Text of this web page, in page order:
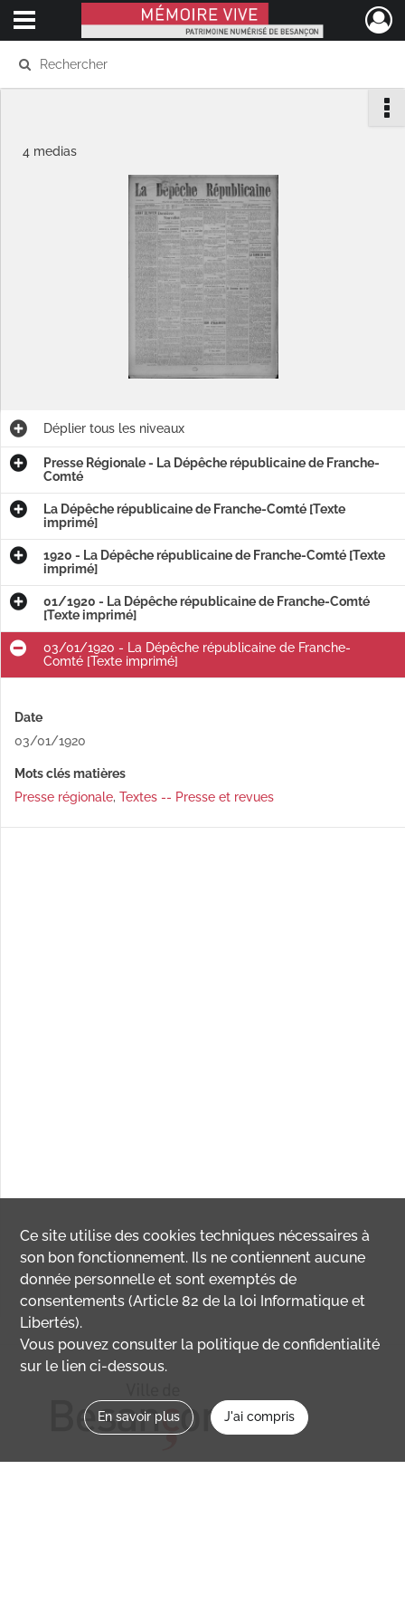
Mémoire Vive patrimoine numérisé de Besançon
Ouvrir le menu déroulant
4 medias
Déplier tous les niveaux
Presse Régionale - La Dépêche républicaine de Franche-
Comté
La Dépêche républicaine de Franche-Comté [Texte
imprimé]
1920 - La Dépêche républicaine de Franche-Comté [Texte
imprimé]
01/1920 - La Dépêche républicaine de Franche-Comté
[Texte imprimé]
03/01/1920 - La Dépêche républicaine de Franche-
Comté [Texte imprimé]
Date
03/01/1920
Mots clés matières
Presse régionale, Textes -- Presse et revues
Ce site utilise descookies techniques nécessaires à
son bon fonctionnement. Ils ne contiennent aucune
donnée personnelle et sont exemptés de
consentements (Article 82 de la loi Informatique et
Libertés).
Vous pouvez consulter la politique de confidentialité
sur le lien ci-dessous.
En savoir plus J'ai compris